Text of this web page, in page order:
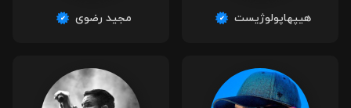
هیپهاپولوژیست مجید رضوی